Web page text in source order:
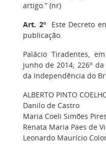
artigo.” (nr)
Art. 2ºEste Decreto
publicação.
Palácio Tiradentes,
junho de 2014; 226º
da Independência do
ALBERTO PINTO
Danilo de Castro
Maria Coeli Simões Pires
Renata Maria Paes de
Leonardo Maurício